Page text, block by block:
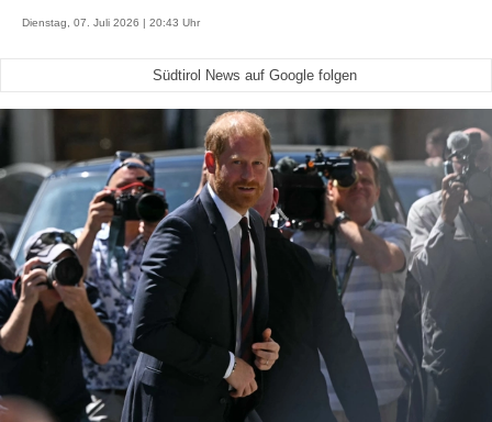
Dienstag, 07. Juli 2026 | 20:43 Uhr
Südtirol News auf Google folgen